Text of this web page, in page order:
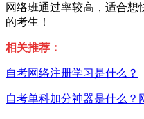
网络班通过率较高，适合想
的考生！
相关推荐：
自考网络注册学习是什么？
自考单科加分神器是什么？